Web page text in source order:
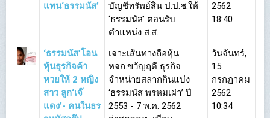
แทน‘ธรรมนัส’
บัญชีทรัพย์สิน ป.ป.ช.ให้
‘ธรรมนัส’ ตอนรับ
ตำแหน่ง ส.ส.
2562
18:40
‘ธรรมนัส’โอน
หุ้นธุรกิจค้า
หวยให้ 2 หญิง
สาว ลูก‘เจ๊
แดง’- คนในธร
เจาะเส้นทางถือหุ้น
หจก.ขวัญฤดี ธุรกิจ
จำหน่ายสลากกินแบ่ง
‘ธรรมนัส พรหมเผ่า’ ปี
2553 - 7 พ.ค. 2562
วันจันทร์,
15
กรกฎาคม
2562
10:34